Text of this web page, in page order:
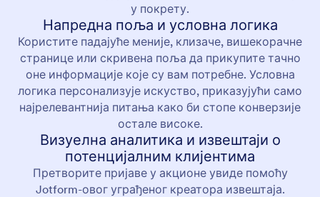
у покрету.
Напредна поља и условна логика
Користите падајуће меније, клизаче, вишекорачне
странице или скривена поља да прикупите тачно
оне информације које су вам потребне. Условна
логика персонализује искуство, приказујући само
најрелевантнија питања како би стопе конверзије
остале високе.
Визуелна аналитика и извештаји о
потенцијалним клијентима
Претворите пријаве у акционе увиде помоћу
Jotform-овог уграђеног креатора извештаја.